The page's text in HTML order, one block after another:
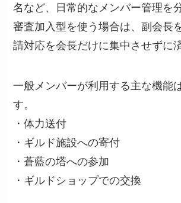
名など、日常的なメンバー管理を
審査加入型を使う場合は、副会長
請対応を会長だけに集中させずに
一般メンバーが利用する主な機能
す。
・体力送付
・ギルド施設への寄付
・蒼藍の塔への参加
・ギルドショップでの交換